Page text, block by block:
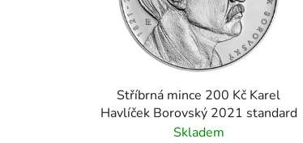
Stříbrná mince 200 Kč Karel
Havlíček Borovský 2021 standard
Skladem